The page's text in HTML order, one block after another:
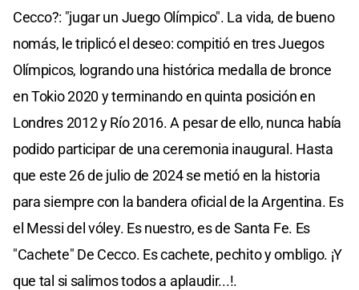
Cecco?: "jugar un Juego Olímpico". La vida, de bueno
nomás, le triplicó el deseo: compitió en tres Juegos
Olímpicos, logrando una histórica medalla de bronce
en Tokio 2020 y terminando en quinta posición en
Londres 2012 y Río 2016. A pesar de ello, nunca había
podido participar de una ceremonia inaugural. Hasta
que este 26 de julio de 2024 se metió en la historia
para siempre con la bandera oficial de la Argentina. Es
el Messi del vóley. Es nuestro, es de Santa Fe. Es
"Cachete" De Cecco. Es cachete, pechito y ombligo. ¡Y
que tal si salimos todos a aplaudir...!.